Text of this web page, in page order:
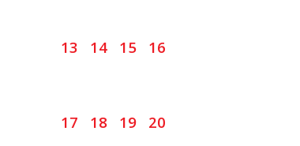
13 14 15 16
17 18 19 20